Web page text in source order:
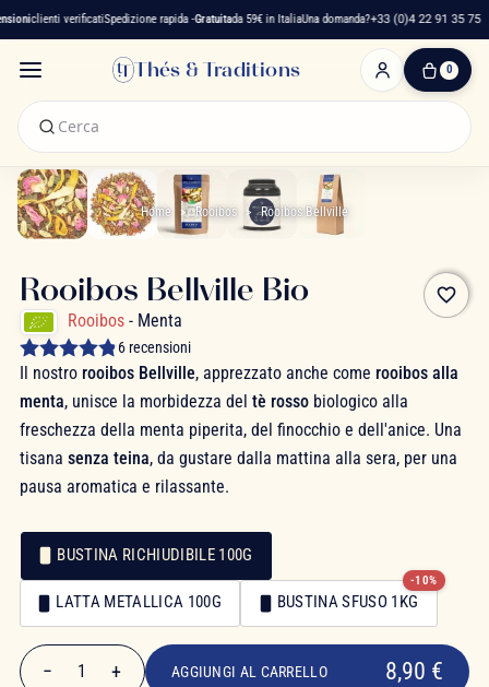
clienti verificatiSpedizione rapida -Gratuitada 59€ in ItaliaUna domanda?+33 (0)4 22 91 35 75
Thés & Traditions 0
0
Home Rooibos Rooibos Bellville
favorite_border
Rooibos Bellville Bio
Rooibos - Menta
6 recensioni
Il nostro rooibos Bellville, apprezzato anche come rooibos alla
menta, unisce la morbidezza del tè rossobiologico alla
freschezza della menta piperita, del finocchio e dell'anice. Una
tisana senza teina, da gustare dalla mattina alla sera, per una
pausa aromatica e rilassante.
Confezionamento
Confezionamento
BUSTINA RICHIUDIBILE 100G
LATTA METALLICA 100G BUSTINA SFUSO 1KG
-10%
8,90 €
− 1 + AGGIUNGI AL CARRELLO 8,90 €